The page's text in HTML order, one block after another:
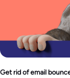
Get rid of email